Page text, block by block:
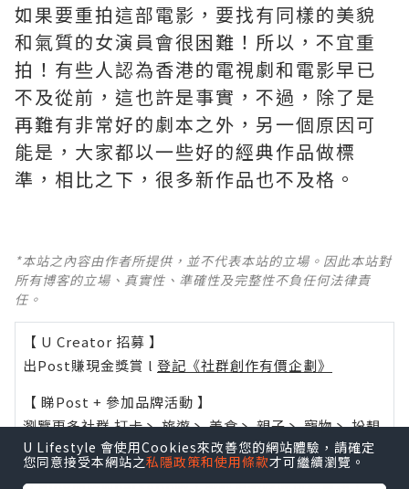
如果要重拍這部電影，要找有同樣的美貌
和氣質的女演員會很困難！所以，不宜重
拍！有些人認為香港的電視劇和電影早已
不及從前，這也許是事實，不過，除了是
再難有非常好的劇本之外，另一個原因可
能是，大家都以一些好的經典作品做標
準，相比之下，很多新作品也不及格。 ​​​
*本站之內容由作者所提供，並不代表本站的立場。因此本站對
所有博客的立場、真實性、準確性及完整性不負任何法律責
任。
【 U Creator 招募 】
出Post賺現金獎賞 l 登記《社群創作有價企劃》
【 睇Post + 參加品牌活動 】
瀏覽更多社群打卡丶旅遊丶美食丶親子丶寵物丶扮靚
攻略及活動情報
U Lifestyle 會使用Cookies來改善您的網站體驗，請確定
您同意接受本網站之私隱政策和使用條款才可繼續瀏覽。